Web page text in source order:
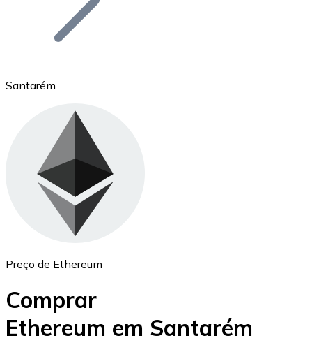
Ethereum
ETH
Santarém
Preço de Ethereum
Comprar
Ethereum em Santarém